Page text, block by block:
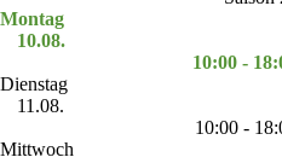
Montag
10.08.
10:00 -
Dienstag
11.08.
10:00 -
Mittwoch